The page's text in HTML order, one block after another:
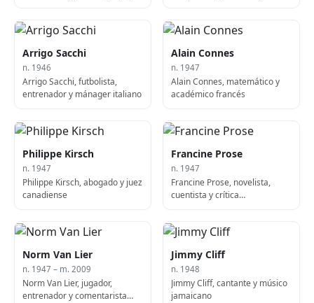
Arrigo Sacchi
n. 1946
Arrigo Sacchi, futbolista,
entrenador y mánager italiano
Alain Connes
n. 1947
Alain Connes, matemático y
académico francés
Philippe Kirsch
n. 1947
Philippe Kirsch, abogado y juez
canadiense
Francine Prose
n. 1947
Francine Prose, novelista,
cuentista y crítica
Norm Van Lier
n. 1947 – m. 2009
Norm Van Lier, jugador,
entrenador y comentarista
Jimmy Cliff
n. 1948
Jimmy Cliff, cantante y músico
jamaicano